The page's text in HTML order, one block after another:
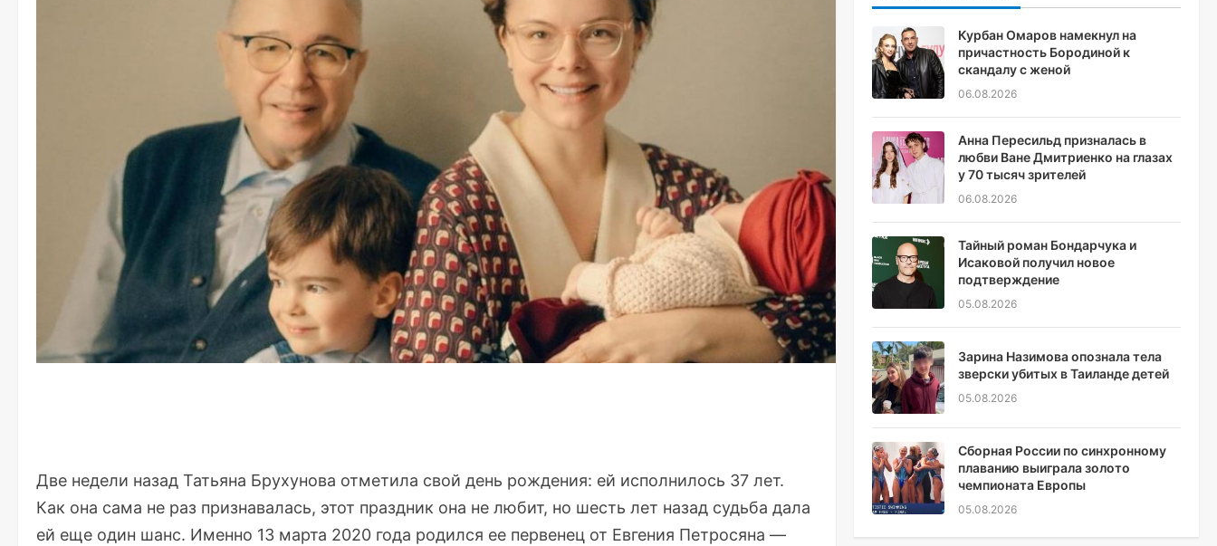
Две недели назад Татьяна Брухунова отметила свой день рождения: ей исполнилось 37 лет.
Как она сама не раз признавалась, этот праздник она не любит, но шесть лет назад судьба дала
ей еще один шанс. Именно 13 марта 2020 года родился ее первенец от Евгения Петросяна —
Курбан Омаров намекнул на
причастность Бородиной к
скандалу с женой
06.08.2026
Анна Пересильд призналась в
любви Ване Дмитриенко на глазах
у 70 тысяч зрителей
06.08.2026
Тайный роман Бондарчука и
Исаковой получил новое
подтверждение
05.08.2026
Зарина Назимова опознала тела
зверски убитых в Таиланде детей
05.08.2026
Сборная России по синхронному
плаванию выиграла золото
чемпионата Европы
05.08.2026